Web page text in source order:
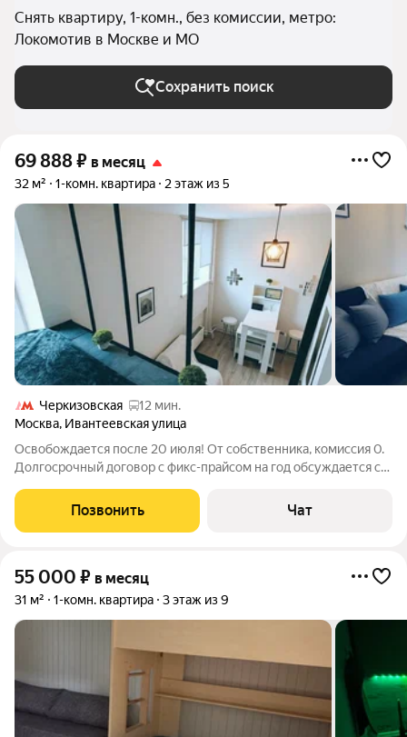
Снять квартиру, 1-комн., без комиссии, метро:
Локомотив в Москве и МО
Сохранить поиск
69 888₽ в месяц
32 м² 1-комн. квартира 2 этаж из 5
Черкизовская
12 мин.
Москва, Ивантеевская улица
Освобождается после 20 июля! От собственника, комиссия 0.
Долгосрочный договор с фикс-прайсом на год обсуждается с
идеальный баланс между комфортным, уютным, ухоженным
жильём с качественным ремонтом
Позвонить Чат
55 000 ₽ в месяц
31 м² 1-комн. квартира 3 этаж из 9